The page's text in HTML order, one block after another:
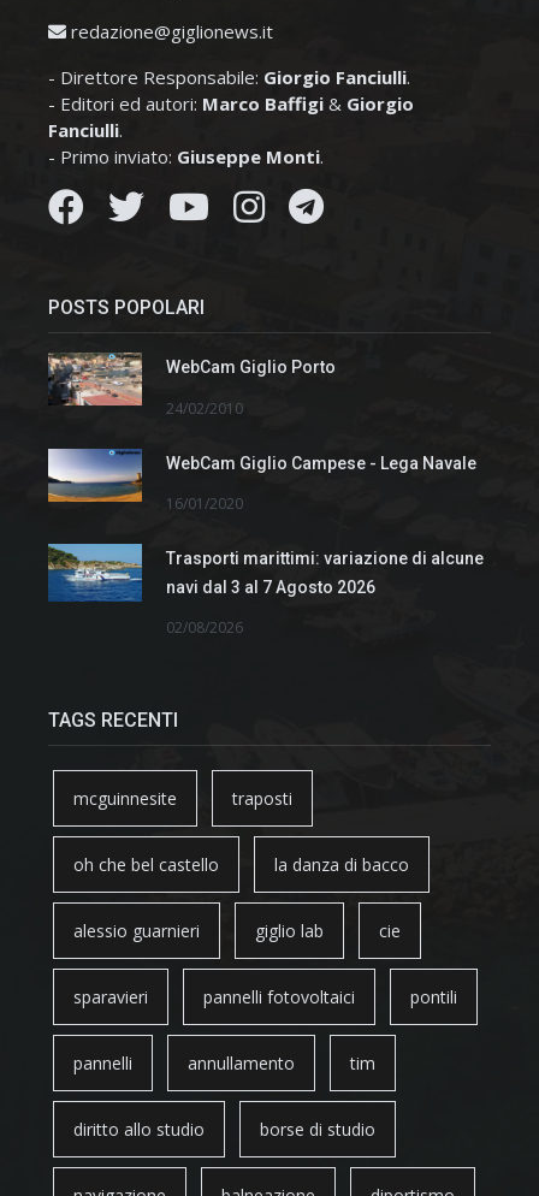
redazione@giglionews.it
- Direttore Responsabile: Giorgio Fanciulli.
- Editori ed autori: Marco Baffigi & Giorgio
Fanciulli.
- Primo inviato: Giuseppe Monti.
POSTS POPOLARI
WebCam Giglio Porto
24/02/2010
WebCam Giglio Campese - Lega Navale
16/01/2020
Trasporti marittimi: variazione di alcune
navi dal 3 al 7 Agosto 2026
02/08/2026
TAGS RECENTI
mcguinnesite traposti
oh che bel castello la danza di bacco
alessio guarnieri giglio lab cie
sparavieri pannelli fotovoltaici pontili
pannelli annullamento tim
diritto allo studio borse di studio